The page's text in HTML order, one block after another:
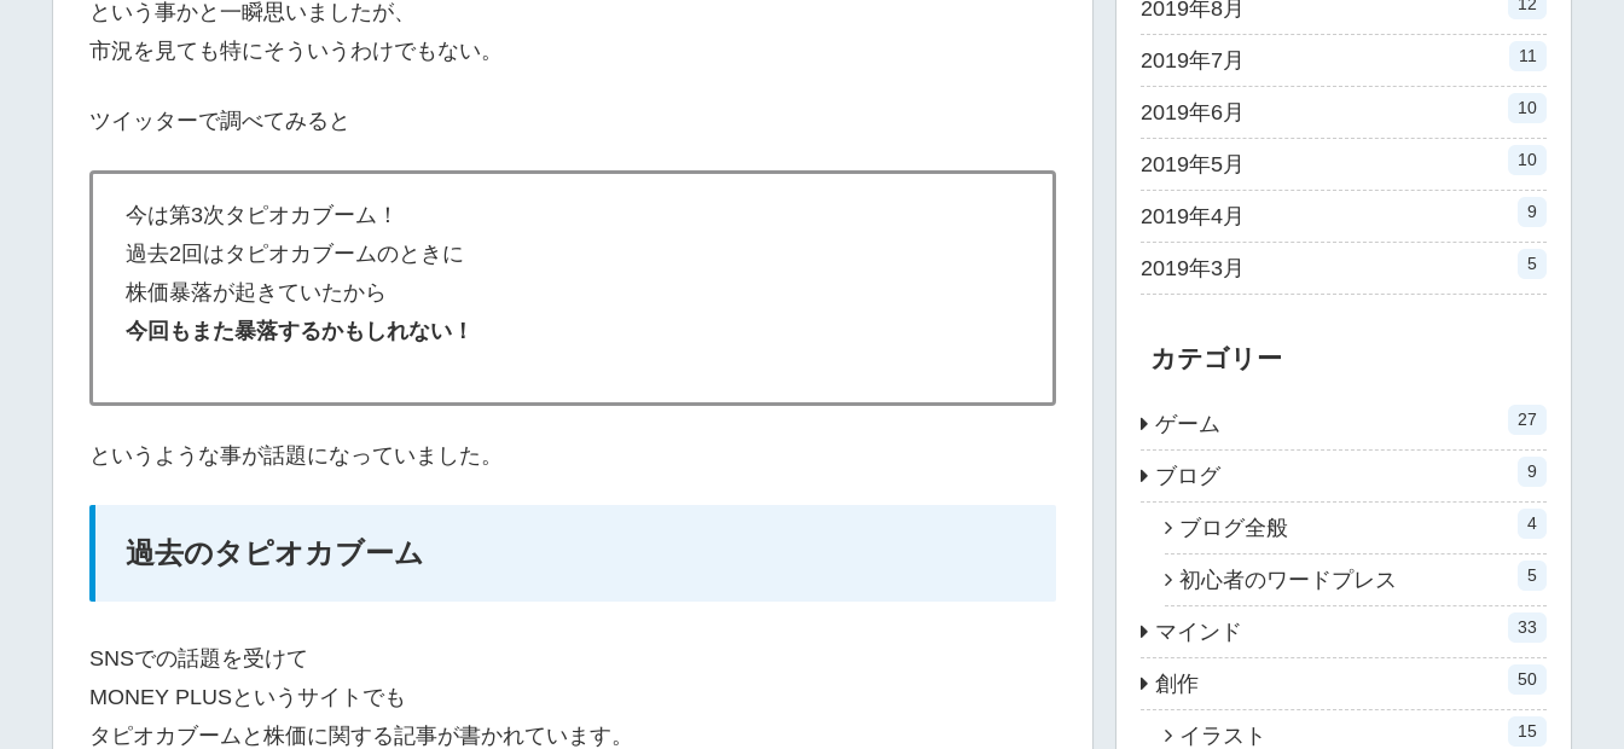
という事かと一瞬思いましたが、
市況を見ても特にそういうわけでもない。
ツイッターで調べてみると
今は第3次タピオカブーム！
過去2回はタピオカブームのときに
株価暴落が起きていたから
今回もまた暴落するかもしれない！
というような事が話題になっていました。
過去のタピオカブーム
SNSでの話題を受けて
MONEY PLUSというサイトでも
タピオカブームと株価に関する記事が書かれています。
2019年8月 12
2019年7月 11
2019年6月 10
2019年5月 10
2019年4月 9
2019年3月 5
カテゴリー
ゲーム 27
ブログ 9
ブログ全般 4
初心者のワードプレス 5
マインド 33
創作 50
イラスト 15